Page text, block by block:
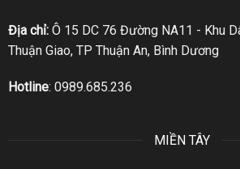
Địa chỉ:Ô 15 DC 76 Đường NA11 - Khu
Thuận Giao, TP Thuận An, Bình Dương
Hotline: 0989.685.236
MIỀN TÂY